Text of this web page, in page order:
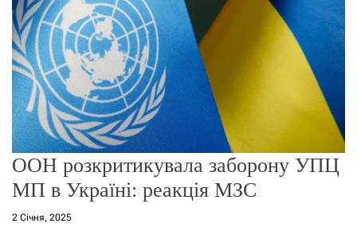
ООН розкритикувала заборону УПЦ
МП в Україні: реакція МЗС
2 Січня, 2025